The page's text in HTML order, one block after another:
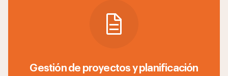
Gestión de proyectos y planificación